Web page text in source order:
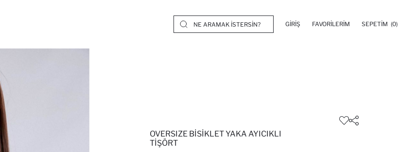
GIRIŞ FAVORILERIM SEPETIM (0)
OVERSIZE BISIKLET YAKA AYICIKLI
TIŞÖRT